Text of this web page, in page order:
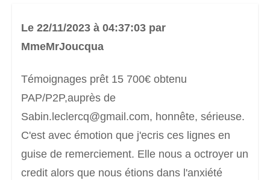
Le 22/11/2023 à 04:37:03 par
MmeMrJoucqua
Témoignages prêt 15 700€ obtenu
PAP/P2P,auprès de
Sabin.leclercq@gmail.com, honnête, sérieuse.
C'est avec émotion que j'ecris ces lignes en
guise de remerciement. Elle nous a octroyer un
credit alors que nous étions dans l'anxiété